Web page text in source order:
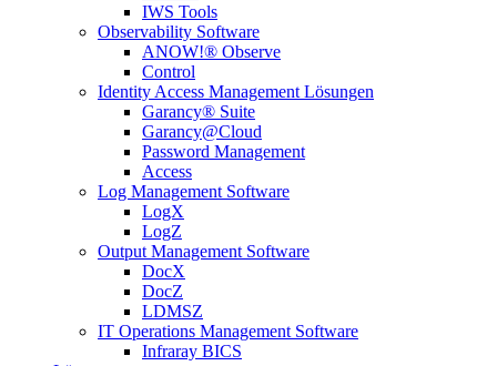
IWS Tools
Observability Software
ANOW!® Observe
Control
Identity Access Management Lösungen
Garancy® Suite
Garancy@Cloud
Password Management
Access
Log Management Software
LogX
LogZ
Output Management Software
DocX
DocZ
LDMSZ
IT Operations Management Software
Infraray BICS